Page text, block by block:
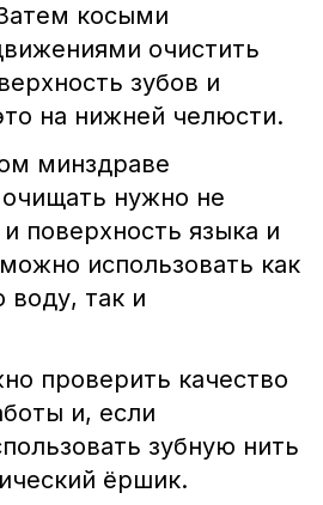
косыми
очистить
зубов и
на нижней челюсти.
минздраве
нужно не
поверхность языка и
использовать как
воду, так и
проверить качество
и, если
зубную нить
ёршик.